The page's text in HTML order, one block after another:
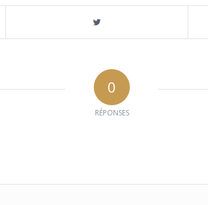
0
RÉPONSES